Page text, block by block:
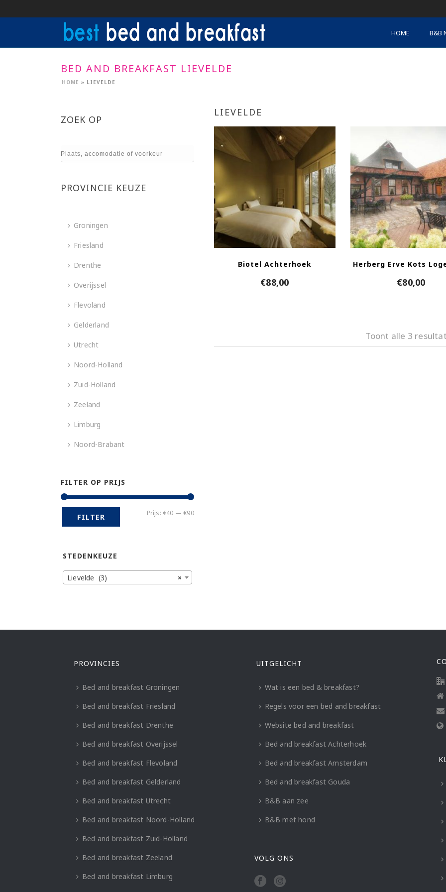
HOME B&B
BED AND BREAKFAST LIEVELDE
HOME » LIEVELDE
LIEVELDE
Biotel Achterhoek
€88,00
Herberg Erve Kots
€80,00
Toont alle 3
ZOEK OP
PROVINCIE KEUZE
Groningen
Friesland
Drenthe
Overijssel
Flevoland
Gelderland
Utrecht
Noord-Holland
Zuid-Holland
Zeeland
Limburg
Noord-Brabant
FILTER OP PRIJS
Min.
Max.
FILTER Prijs: €40 —€90
STEDENKEUZE
×
Lievelde (3)
PROVINCIES
Bed and breakfast Groningen
Bed and breakfast Friesland
Bed and breakfast Drenthe
Bed and breakfast Overijssel
Bed and breakfast Flevoland
Bed and breakfast Gelderland
Bed and breakfast Utrecht
Bed and breakfast Noord-Holland
Bed and breakfast Zuid-Holland
Bed and breakfast Zeeland
Bed and breakfast Limburg
UITGELICHT
Wat is een bed & breakfast?
Regels voor een bed and breakfast
Website bed and breakfast
Bed and breakfast Achterhoek
Bed and breakfast Amsterdam
Bed and breakfast Gouda
B&B aan zee
B&B met hond
VOLG ONS